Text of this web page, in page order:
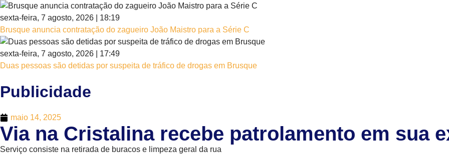
sexta-feira, 7 agosto, 2026 | 18:19
Brusque anuncia contratação do zagueiro João Maistro para a Série C
sexta-feira, 7 agosto, 2026 | 17:49
Duas pessoas são detidas por suspeita de tráfico de drogas em Brusque
Publicidade
maio 14, 2025
Via na Cristalina recebe patrolamento em sua
Serviço consiste na retirada de buracos e limpeza geral da rua